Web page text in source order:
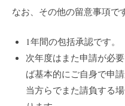
なお、その他の留意事項で
1年間の包括承認です。
次年度はまた申請が必
ば基本的にご自身で申請
当方らでまた請負する